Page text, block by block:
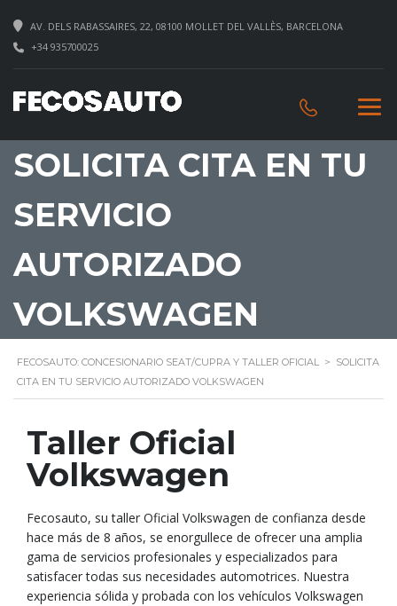
AV. DELS RABASSAIRES, 22, 08100 MOLLET DEL VALLÈS, BARCELONA
+34 935700025
SOLICITA CITA EN TU
SERVICIO
AUTORIZADO
VOLKSWAGEN
FECOSAUTO: CONCESIONARIO SEAT/CUPRA Y TALLER OFICIAL > SOLICITA
CITA EN TU SERVICIO AUTORIZADO VOLKSWAGEN
Taller Oficial
Volkswagen
Fecosauto, su taller Oficial Volkswagen de confianza desde
hace más de 8 años, se enorgullece de ofrecer una amplia
gama de servicios profesionales y especializados para
satisfacer todas sus necesidades automotrices. Nuestra
experiencia sólida y probada con los vehículos Volkswagen